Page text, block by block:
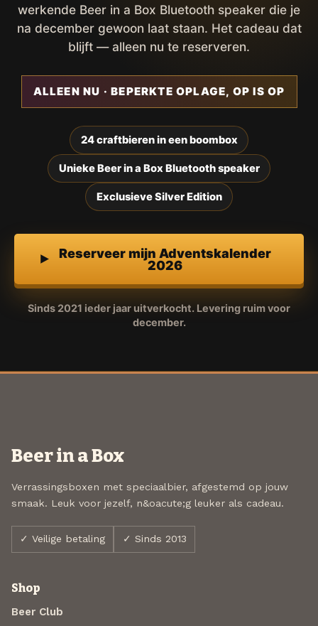
werkende Beer in a Box Bluetooth speaker die je
na december gewoon laat staan. Het cadeau dat
blijft — alleen nu te reserveren.
ALLEEN NU · BEPERKTE OPLAGE, OP IS OP
24 craftbieren in een boombox
Unieke Beer in a Box Bluetooth speaker
Exclusieve Silver Edition
Reserveer mijn Adventskalender
2026
Sinds 2021 ieder jaar uitverkocht. Levering ruim voor
december.
Beer in a Box
Verrassingsboxen met speciaalbier, afgestemd op jouw
smaak. Leuk voor jezelf, n&oacute;g leuker als cadeau.
✓ Veilige betaling ✓ Sinds 2013
Shop
Beer Club